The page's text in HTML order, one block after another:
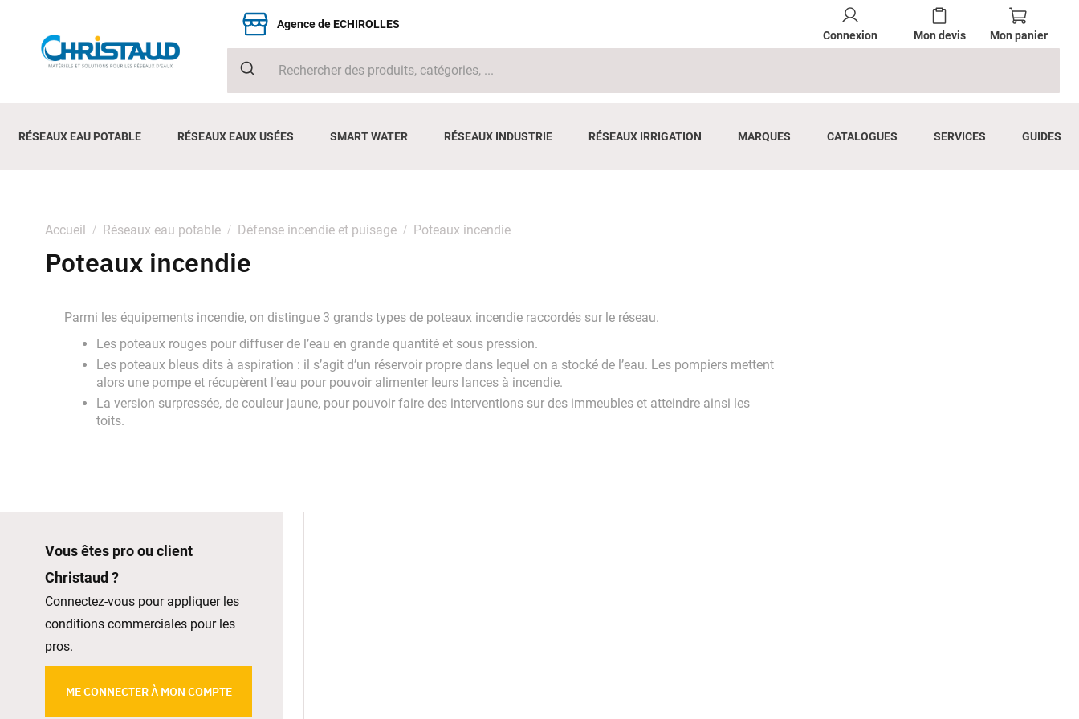
Agence de ECHIROLLES
Connexion Mon devis Mon panier
RÉSEAUX EAU POTABLE RÉSEAUX EAUX USÉES SMART WATER RÉSEAUX INDUSTRIE RÉSEAUX IRRIGATION MARQUES CATALOGUES SERVICES GUIDES
Accueil Réseaux eau potable Défense incendie et puisage Poteaux incendie
Poteaux incendie
Parmi les équipements incendie, on distingue 3 grands types de poteaux incendie raccordés sur le réseau.
Les poteaux rouges pour diffuser de l’eau en grande quantité et sous pression.
Les poteaux bleus dits à aspiration : il s’agit d’un réservoir propre dans lequel on a stocké de l’eau. Les pompiers mettent
alors une pompe et récupèrent l’eau pour pouvoir alimenter leurs lances à incendie.
La version surpressée, de couleur jaune, pour pouvoir faire des interventions sur des immeubles et atteindre ainsi les
toits.
Vous êtes pro ou client
Christaud ?
Connectez-vous pour appliquer les
conditions commerciales pour les
pros.
ME CONNECTER À MON COMPTE